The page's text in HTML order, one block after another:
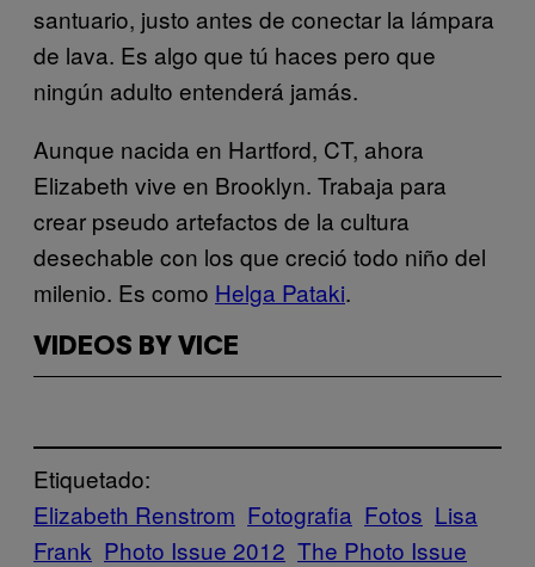
santuario, justo antes de conectar la lámpara
de lava. Es algo que tú haces pero que
ningún adulto entenderá jamás.
Aunque nacida en Hartford, CT, ahora
Elizabeth vive en Brooklyn. Trabaja para
crear pseudo artefactos de la cultura
desechable con los que creció todo niño del
milenio. Es como Helga Pataki.
VIDEOS BY VICE
Etiquetado:
Elizabeth Renstrom Fotografia Fotos Lisa
Frank Photo Issue 2012 The Photo Issue